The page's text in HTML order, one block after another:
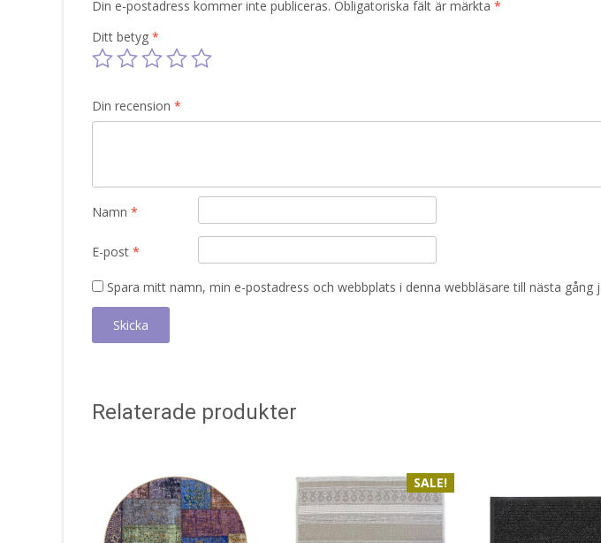
Din e-postadress kommer inte publiceras. Obligatoriska fält är märkta *
Ditt betyg *
Din recension *
Namn *
E-post *
Spara mitt namn, min e-postadress och webbplats i denna webbläsare till nästa gång
Relaterade produkter
SALE!